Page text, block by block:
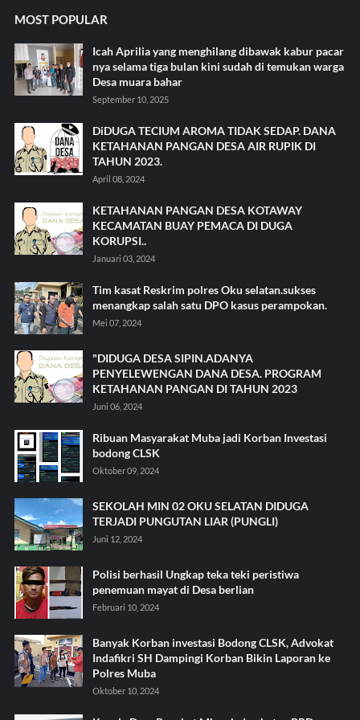
MOST POPULAR
Icah Aprilia yang menghilang dibawak kabur pacar
nya selama tiga bulan kini sudah di temukan warga
Desa muara bahar
September 10, 2025
DiDUGA TECIUM AROMA TIDAK SEDAP. DANA
KETAHANAN PANGAN DESA AIR RUPIK DI
TAHUN 2023.
April 08, 2024
KETAHANAN PANGAN DESA KOTAWAY
KECAMATAN BUAY PEMACA DI DUGA
KORUPSI..
Januari 03, 2024
Tim kasat Reskrim polres Oku selatan.sukses
menangkap salah satu DPO kasus perampokan.
Mei 07, 2024
"DIDUGA DESA SIPIN.ADANYA
PENYELEWENGAN DANA DESA. PROGRAM
KETAHANAN PANGAN DI TAHUN 2023
Juni 06, 2024
Ribuan Masyarakat Muba jadi Korban Investasi
bodong CLSK
Oktober 09, 2024
SEKOLAH MIN 02 OKU SELATAN DIDUGA
TERJADI PUNGUTAN LIAR (PUNGLI)
Juni 12, 2024
Polisi berhasil Ungkap teka teki peristiwa
penemuan mayat di Desa berlian
Februari 10, 2024
Banyak Korban investasi Bodong CLSK, Advokat
Indafikri SH Dampingi Korban Bikin Laporan ke
Polres Muba
Oktober 10, 2024